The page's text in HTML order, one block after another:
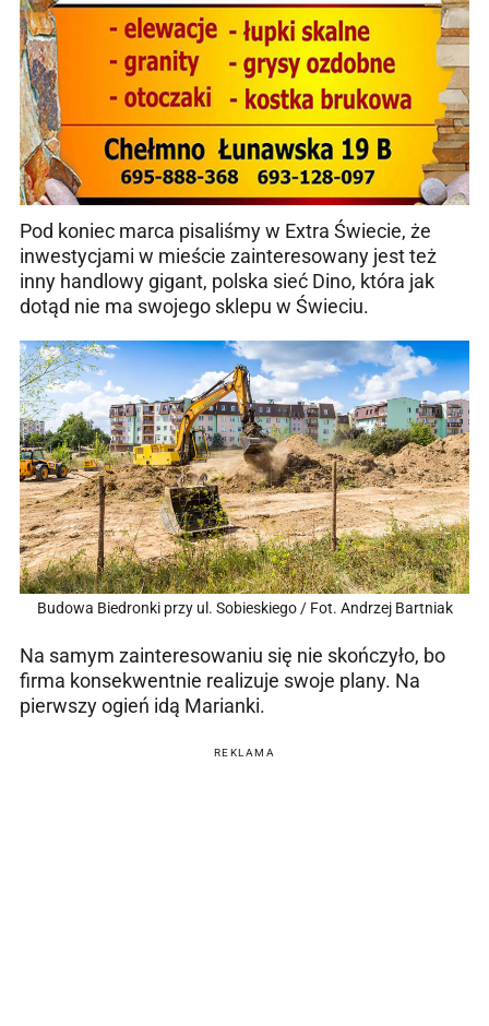
Pod koniec marca pisaliśmy w Extra Świecie, że
inwestycjami w mieście zainteresowany jest też
inny handlowy gigant, polska sieć Dino, która jak
dotąd nie ma swojego sklepu w Świeciu.
Budowa Biedronki przy ul. Sobieskiego / Fot. Andrzej Bartniak
Na samym zainteresowaniu się nie skończyło, bo
firma konsekwentnie realizuje swoje plany. Na
pierwszy ogień idą Marianki.
REKLAMA